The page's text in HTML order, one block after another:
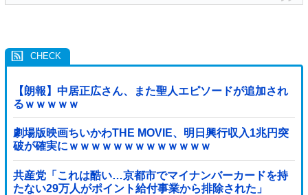
【朗報】中居正広さん、また聖人エピソードが追加され
るｗｗｗｗｗ
劇場版映画ちいかわTHE MOVIE、明日興行収入1兆円突
破が確実にｗｗｗｗｗｗｗｗｗｗｗｗｗ
共産党「これは酷い…京都市でマイナンバーカードを持
たない29万人がポイント給付事業から排除された」